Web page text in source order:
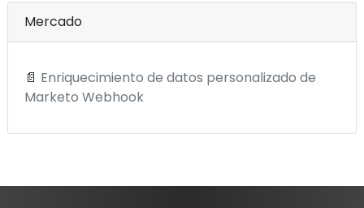
Mercado
📄 Enriquecimiento de datos personalizado de
Marketo Webhook